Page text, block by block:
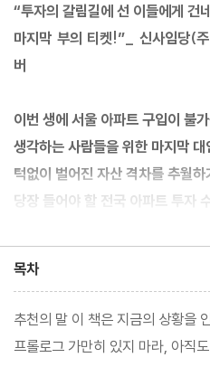
“투자의 갈림길에 선 이들에게 건
마지막 부의 티켓!”_ 신사임당(
버
이번 생에 서울 아파트 구입이 불
생각하는 사람들을 위한 마지막 대
턱없이 벌어진 자산 격차를 추월하
당장 들어야 할 전국 아파트 투자
살 수 있는 시기가 오지 않을까요
민국의 2040세대와 무주택자들
다. 하지만 오지도 않을 그 시기를
목차
추천의 말 이 책은 지금의 상황을
프롤로그 가만히 있지 마라, 아직